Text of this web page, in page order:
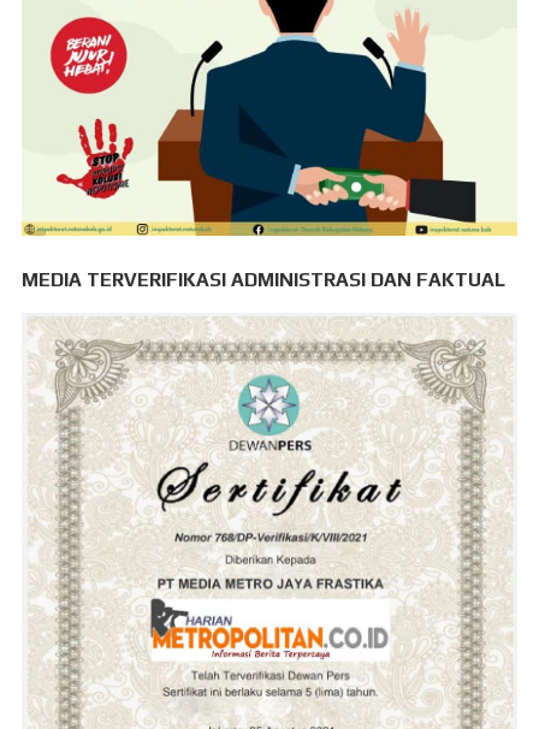
MEDIA TERVERIFIKASI ADMINISTRASI DAN FAKTUAL